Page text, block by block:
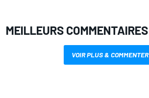
MEILLEURS COMMENTAIRES
VOIR PLUS & COMMENTER